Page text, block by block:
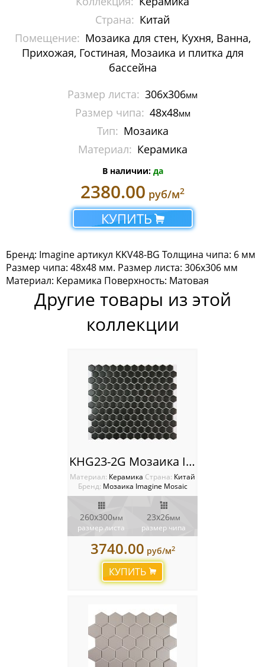
Мозаика Decor-mosaic
Мозаика Imagine Mosaic
Камень
Керамика
Миксы
Стекло
Мозаика Irida
Мозаика Mir Mosaic
Мозаика NSmosaic
Мозаика Sekitei
Мозаика Starmosaic
Мозаика Tonomosaic
Страна: Китай
Помещение: Мозаика для стен, Кухня, Ванна,
Прихожая, Гостиная, Мозаика и плитка для
бассейна
Размер листа: 306х306мм
Размер чипа: 48х48мм
Тип: Мозаика
Материал: Керамика
В наличии: да
2380.00 руб/м2
КУПИТЬ
Бренд: Imagine артикул KKV48-BG Толщина чипа: 6 мм
Размер чипа: 48х48 мм. Размер листа: 306х306 мм
Материал: Керамика Поверхность: Матовая
Другие товары из этой
коллекции
KHG23-2G Мозаика Imagine
Материал: Керамика Cтрана: Китай
Бренд: Мозаика Imagine Mosaic
260х300мм
размер листа
23х26мм
размер чипа
3740.00 руб/м2
КУПИТЬ